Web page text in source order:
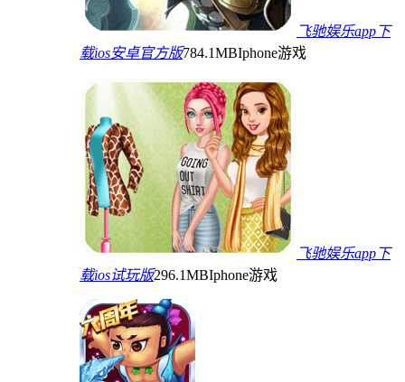
飞驰娱乐app下
载ios安卓官方版784.1MBIphone游戏
飞驰娱乐app下
载ios试玩版296.1MBIphone游戏